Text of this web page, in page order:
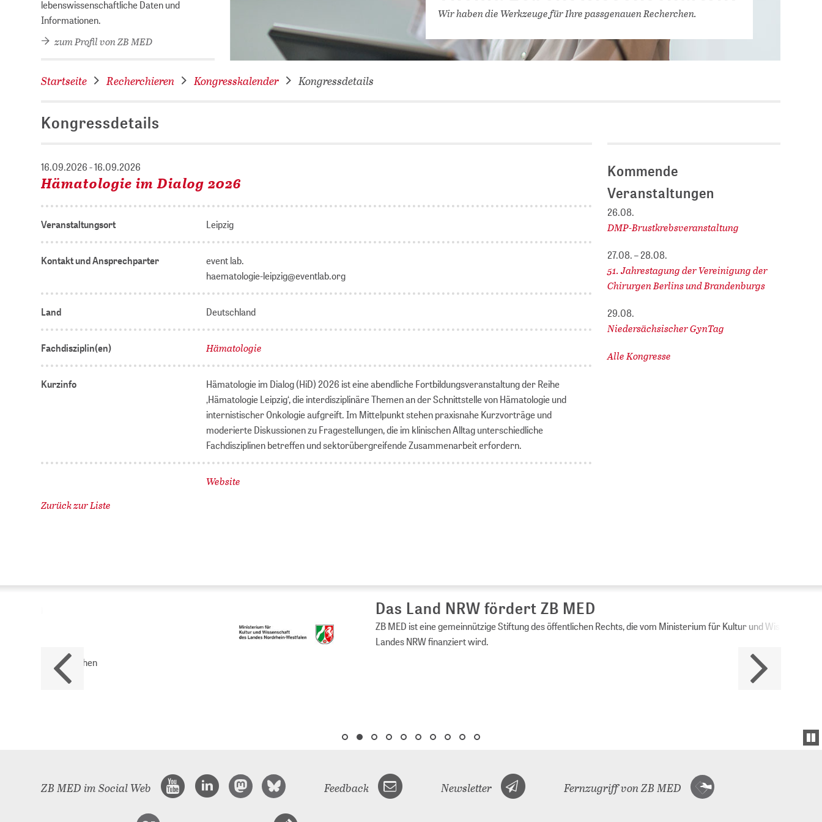
VERNETZEN: WIR FÜR SIE
DATENBANKEN (DBIS)
DIGITALE SAMMLUNGEN
Abschlussarbeiten bei
lebenswissenschaftliche Daten und
Informationen.
zum Profil von ZB MED
Wir haben die Werkzeuge für Ihre passgenauen Recherchen.
Startseite Recherchieren Kongresskalender Kongressdetails
Kongressdetails
16.09.2026 - 16.09.2026
Hämatologie im Dialog 2026
Veranstaltungsort Leipzig
Kontakt und Ansprechparter
event lab.
haematologie-leipzig@eventlab.org
Land Deutschland
Fachdisziplin(en) Hämatologie
Kurzinfo
Hämatologie im Dialog (HiD) 2026 ist eine abendliche Fortbildungsveranstaltung der Reihe
‚Hämatologie Leipzig‘, die interdisziplinäre Themen an der Schnittstelle von Hämatologie und
internistischer Onkologie aufgreift. Im Mittelpunkt stehen praxisnahe Kurzvorträge und
moderierte Diskussionen zu Fragestellungen, die im klinischen Alltag unterschiedliche
Fachdisziplinen betreffen und sektorübergreifende Zusammenarbeit erfordern.
Website
Zurück zur Liste
Kommende
Veranstaltungen
26.08.
DMP-Brustkrebsveranstaltung
27.08. – 28.08.
51. Jahrestagung der Vereinigung der
Chirurgen Berlins und Brandenburgs
29.08.
Niedersächsischer GynTag
Alle Kongresse
Das Land NRW fördert ZB MED
ZB MED ist eine gemeinnützige Stiftung des öffentlichen Rechts, die vom Ministerium für Kultur und Wissenschaft des
Landes NRW finanziert wird.
ZB MED im Social Web Feedback Newsletter Fernzugriff von ZB MED